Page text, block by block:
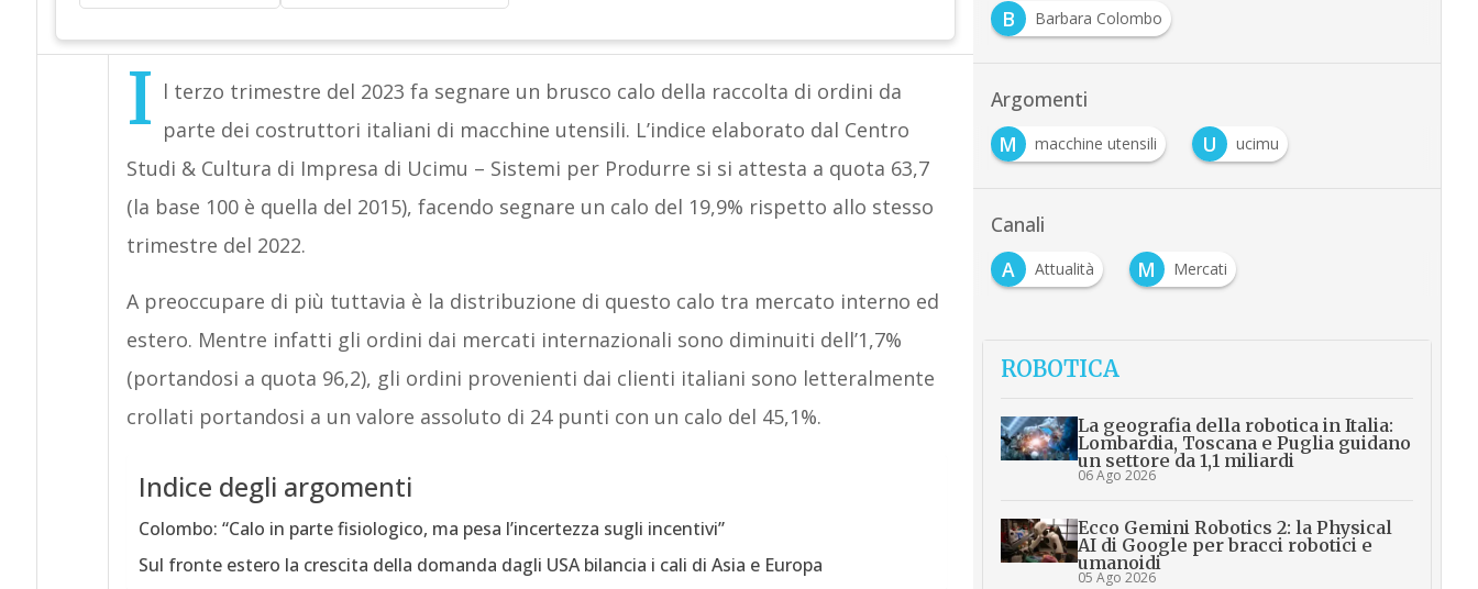
I l terzo trimestre del 2023 fa segnare un brusco calo della raccolta di ordini da
parte dei costruttori italiani di macchine utensili. L’indice elaborato dal Centro
Studi & Cultura di Impresa di Ucimu – Sistemi per Produrre si si attesta a quota 63,7
(la base 100 è quella del 2015), facendo segnare un calo del 19,9% rispetto allo stesso
trimestre del 2022.
A preoccupare di più tuttavia è la distribuzione di questo calo tra mercato interno ed
estero. Mentre infatti gli ordini dai mercati internazionali sono diminuiti dell’1,7%
(portandosi a quota 96,2), gli ordini provenienti dai clienti italiani sono letteralmente
crollati portandosi a un valore assoluto di 24 punti con un calo del 45,1%.
Indice degli argomenti
Colombo: “Calo in parte fisiologico, ma pesa l’incertezza sugli incentivi”
Sul fronte estero la crescita della domanda dagli USA bilancia i cali di Asia e Europa
B
Barbara Colombo
Argomenti
M
macchine utensili U ucimu
Canali
A
Attualità M Mercati
ROBOTICA
La geografia della robotica in Italia:
Lombardia, Toscana e Puglia guidano
un settore da 1,1 miliardi
06 Ago 2026
Ecco Gemini Robotics 2: la Physical
AI di Google per bracci robotici e
umanoidi
05 Ago 2026